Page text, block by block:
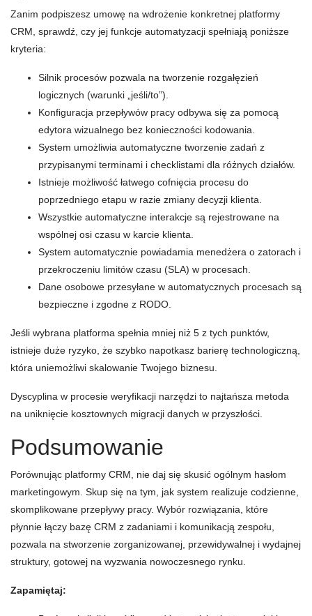
Zanim podpiszesz umowę na wdrożenie konkretnej platformy
CRM, sprawdź, czy jej funkcje automatyzacji spełniają poniższe
kryteria:
Silnik procesów pozwala na tworzenie rozgałęzień
logicznych (warunki „jeśli/to”).
Konfiguracja przepływów pracy odbywa się za pomocą
edytora wizualnego bez konieczności kodowania.
System umożliwia automatyczne tworzenie zadań z
przypisanymi terminami i checklistami dla różnych działów.
Istnieje możliwość łatwego cofnięcia procesu do
poprzedniego etapu w razie zmiany decyzji klienta.
Wszystkie automatyczne interakcje są rejestrowane na
wspólnej osi czasu w karcie klienta.
System automatycznie powiadamia menedżera o zatorach i
przekroczeniu limitów czasu (SLA) w procesach.
Dane osobowe przesyłane w automatycznych procesach są
bezpieczne i zgodne z RODO.
Jeśli wybrana platforma spełnia mniej niż 5 z tych punktów,
istnieje duże ryzyko, że szybko napotkasz barierę technologiczną,
która uniemożliwi skalowanie Twojego biznesu.
Dyscyplina w procesie weryfikacji narzędzi to najtańsza metoda
na uniknięcie kosztownych migracji danych w przyszłości.
Podsumowanie
Porównując platformy CRM, nie daj się skusić ogólnym hasłom
marketingowym. Skup się na tym, jak system realizuje codzienne,
skomplikowane przepływy pracy. Wybór rozwiązania, które
płynnie łączy bazę CRM z zadaniami i komunikacją zespołu,
pozwala na stworzenie zorganizowanej, przewidywalnej i wydajnej
struktury, gotowej na wyzwania nowoczesnego rynku.
Zapamiętaj: